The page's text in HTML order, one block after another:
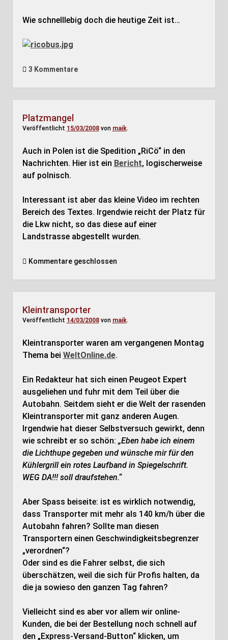
Wie schnelllebig doch die heutige Zeit ist…
3 Kommentare
Platzmangel
Veröffentlicht 15/03/2008von maik.
Auch in Polen ist die Spedition „RiCö“ in den
Nachrichten. Hier ist ein Bericht, logischerweise
auf polnisch.
Interessant ist aber das kleine Video im rechten
Bereich des Textes. Irgendwie reicht der Platz für
die Lkw nicht, so das diese auf einer
Landstrasse abgestellt wurden.
Kommentare geschlossen
Kleintransporter
Veröffentlicht 14/03/2008von maik.
Kleintransporter waren am vergangenen Montag
Thema bei WeltOnline.de.
Ein Redakteur hat sich einen Peugeot Expert
ausgeliehen und fuhr mit dem Teil über die
Autobahn. Seitdem sieht er die Welt der rasenden
Kleintransporter mit ganz anderen Augen.
Irgendwie hat dieser Selbstversuch gewirkt, denn
wie schreibt er so schön: „Eben habe ich einem
die Lichthupe gegeben und wünsche mir für den
Kühlergrill ein rotes Laufband in Spiegelschrift.
WEG DA!!! soll draufstehen.“
Aber Spass beiseite: ist es wirklich notwendig,
dass Transporter mit mehr als 140 km/h über die
Autobahn fahren? Sollte man diesen
Transportern einen Geschwindigkeitsbegrenzer
„verordnen“?
Oder sind es die Fahrer selbst, die sich
überschätzen, weil die sich für Profis halten, da
die ja sowieso den ganzen Tag fahren?
Vielleicht sind es aber vor allem wir online-
Kunden, die bei der Bestellung noch schnell auf
den „Express-Versand-Button“ klicken, um